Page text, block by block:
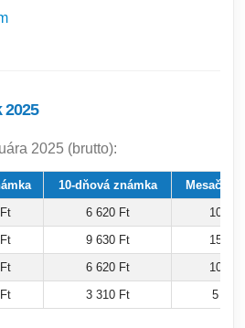
2025
2025 (brutto):
10-dňová známka
Mesačná
6 620 Ft
10
9 630 Ft
15
6 620 Ft
10
3 310 Ft 5 360